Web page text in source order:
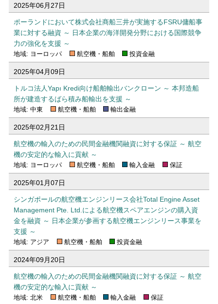
2025年06月27日
ポーランドにおいて株式会社商船三井が実施するFSRU傭船事
業に対する融資 ～ 日本企業の海洋開発分野における国際競争
力の強化を支援 ～
地域: ヨーロッパ 航空機・船舶 投資金融
2025年04月09日
トルコ法人Yapı Kredi向け船舶輸出バンクローン ～ 本邦造船
所が建造するばら積み船輸出を支援 ～
地域: 中東 航空機・船舶 輸出金融
2025年02月21日
航空機の輸入のための民間金融機関融資に対する保証 ～ 航空
機の安定的な輸入に貢献 ～
地域: ヨーロッパ 航空機・船舶 輸入金融 保証
2025年01月07日
シンガポールの航空機エンジンリース会社Total Engine Asset
Management Pte. Ltd.による航空機スペアエンジンの購入資
金を融資 ～ 日本企業が参画する航空機エンジンリース事業を
支援 ～
地域: アジア 航空機・船舶 投資金融
2024年09月20日
航空機の輸入のための民間金融機関融資に対する保証 ～ 航空
機の安定的な輸入に貢献 ～
地域: 北米 航空機・船舶 輸入金融 保証